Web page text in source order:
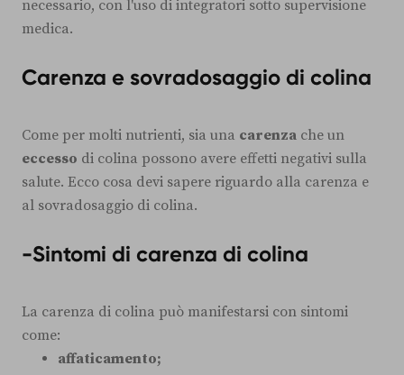
necessario, con l'uso di integratori sotto supervisione
medica.
Carenza e sovradosaggio di colina
Come per molti nutrienti, sia una carenza che un
eccesso di colina possono avere effetti negativi sulla
salute. Ecco cosa devi sapere riguardo alla carenza e
al sovradosaggio di colina.
-Sintomi di carenza di colina
La carenza di colina può manifestarsi con sintomi
come:
affaticamento;